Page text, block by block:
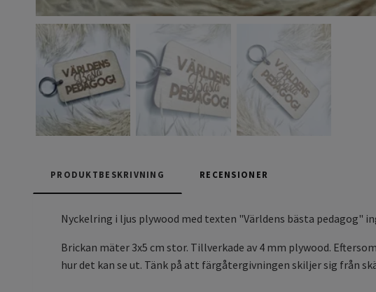
PRODUKTBESKRIVNING RECENSIONER
Nyckelring i ljus plywood med texten "Världens bästa pedagog"
Brickan mäter 3x5 cm stor. Tillverkade av 4 mm plywood.
hur det kan se ut. Tänk på att färgåtergivningen skiljer sig från